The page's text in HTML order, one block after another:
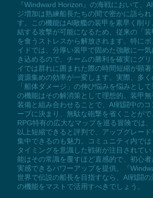
『Windward Horizon』の海戦において、
ジ増加は熟練船長たちの間で密かに語ら
す。この機能はAI敵艦の装甲を素早く削り
結する攻撃が可能になるため、従来の「
を食うストレスから解放されます。特に
イドでは、分厚い装甲で固めた強敵に一
き込めるので、チームの勝利を確実にグ
イでは群れに囲まれた際の時間短縮が顕
資源集めの効率が一変します。実際、多
「船体ダメージ」の伸び悩みを悩みとし
の機能はその解消策として理想的。装甲
装備と組み合わせることで、AI戦闘中のコ
ープに決まり、無駄な砲撃を省くことが
RPG特有の広大なマップを巡る冒険では
以上短縮できると評判で、アップグレー
集中できるのも魅力。コミュニティ内で
タイミングを意識した戦術が注目されて
能はその常識を覆すほど直感的で、初心
実感できるパワーアップを提供。『
世界で伝説の船長を目指すなら、AI戦闘の
の機能をマストで活用すべきでしょう。